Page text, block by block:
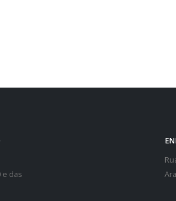
e das